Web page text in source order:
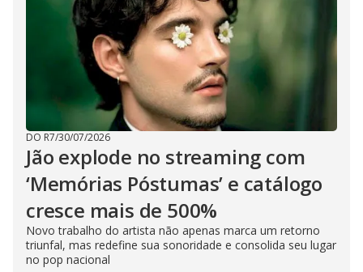
DO R7/30/07/2026
Jão explode no streaming com
‘Memórias Póstumas’ e catálogo
cresce mais de 500%
Novo trabalho do artista não apenas marca um retorno
triunfal, mas redefine sua sonoridade e consolida seu lugar
no pop nacional